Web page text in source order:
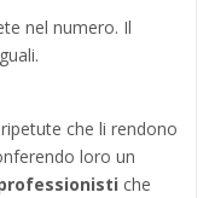
nel numero. Il
che li rendono
loro un
che